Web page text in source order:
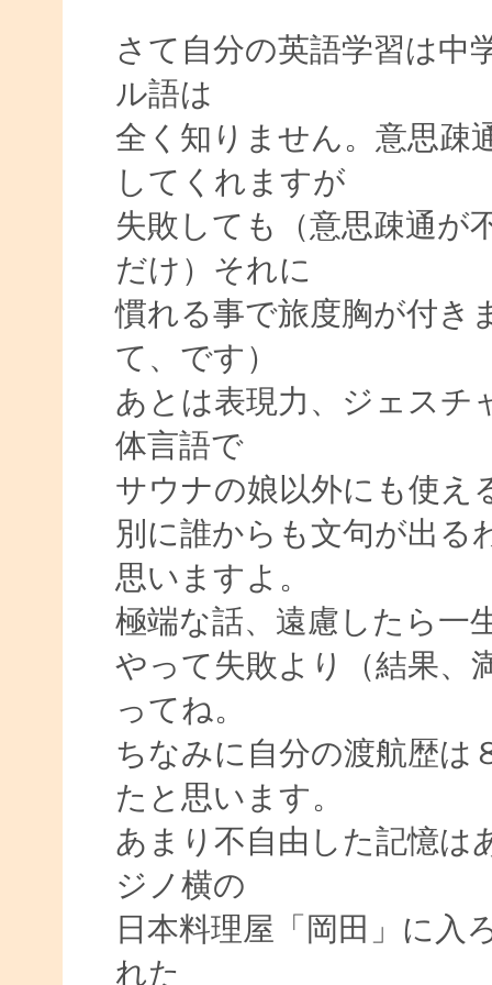
さて自分の英語学習は中
ル語は
全く知りません。意思疎
してくれますが
失敗しても（意思疎通が
だけ）それに
慣れる事で旅度胸が付き
て、です）
あとは表現力、ジェスチ
体言語で
サウナの娘以外にも使え
別に誰からも文句が出る
思いますよ。
極端な話、遠慮したら一
やって失敗より（結果、
ってね。
ちなみに自分の渡航歴は
たと思います。
あまり不自由した記憶は
ジノ横の
日本料理屋「岡田」に入
れた